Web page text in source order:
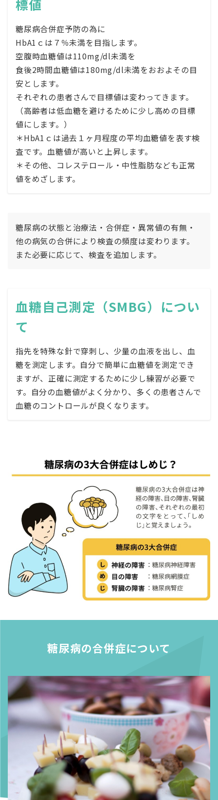
標値
糖尿病合併症予防の為に
HbA1ｃは７％未満を目指します。
空腹時血糖値は110mg/dl未満を
食後2時間血糖値は180mg/dl未満をおおよその目
安とします。
それぞれの患者さんで目標値は変わってきます。
（高齢者は低血糖を避けるために少し高めの目標
値にします。）
＊HbA1ｃは過去１ヶ月程度の平均血糖値を表す検
査です。血糖値が高いと上昇します。
＊その他、コレステロール・中性脂肪なども正常
値をめざします。
糖尿病の状態と治療法・合併症・異常値の有無・
他の病気の合併により検査の頻度は変わります。
また必要に応じて、検査を追加します。
血糖自己測定（SMBG）につい
て
指先を特殊な針で穿刺し、少量の血液を出し、血
糖を測定します。自分で簡単に血糖値を測定でき
ますが、正確に測定するために少し練習が必要で
す。自分の血糖値がよく分かり、多くの患者さんで
血糖のコントロールが良くなります。
糖尿病の合併症について